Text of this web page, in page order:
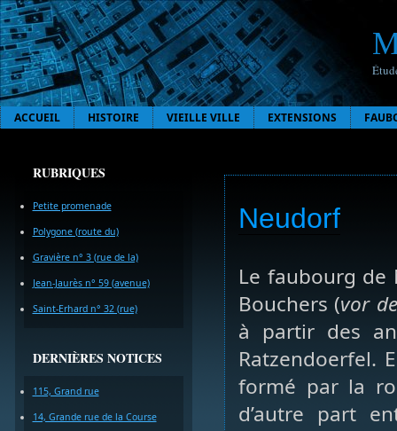
ACCUEIL HISTOIRE VIEILLE VILLE EXTENSIONS
RUBRIQUES
Petite promenade
Polygone (route du)
Gravière n° 3 (rue de la)
Jean-Jaurès n° 59 (avenue)
Saint-Erhard n° 32 (rue)
DERNIÈRES NOTICES
115, Grand rue
14, Grande rue de la Course
Neudorf
Le faubourg de
Bouchers (vor
à partir des
Ratzendoerfel.
formé par la
d’autre part